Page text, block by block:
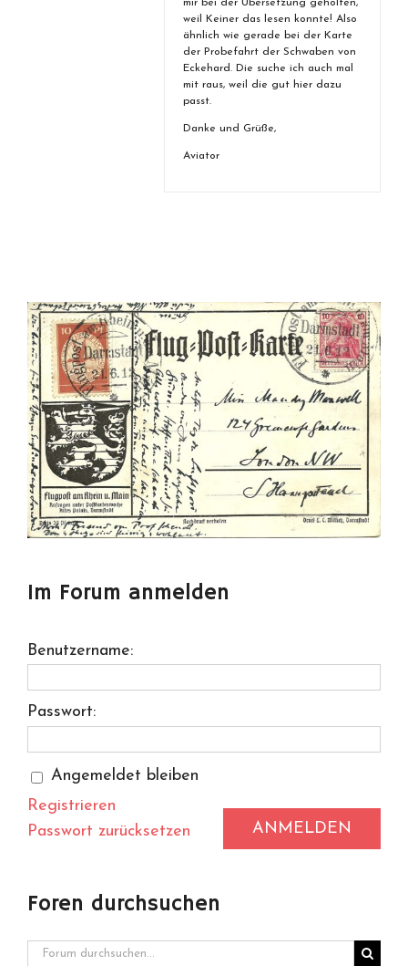
mir bei der Übersetzung geholfen,
weil Keiner das lesen konnte! Also
ähnlich wie gerade bei der Karte
der Probefahrt der Schwaben von
Eckehard. Die suche ich auch mal
mit raus, weil die gut hier dazu
passt.
Danke und Grüße,
Aviator
Im Forum anmelden
Benutzername:
Passwort:
Angemeldet bleiben
ANMELDEN
Registrieren
Passwort zurücksetzen
Foren durchsuchen